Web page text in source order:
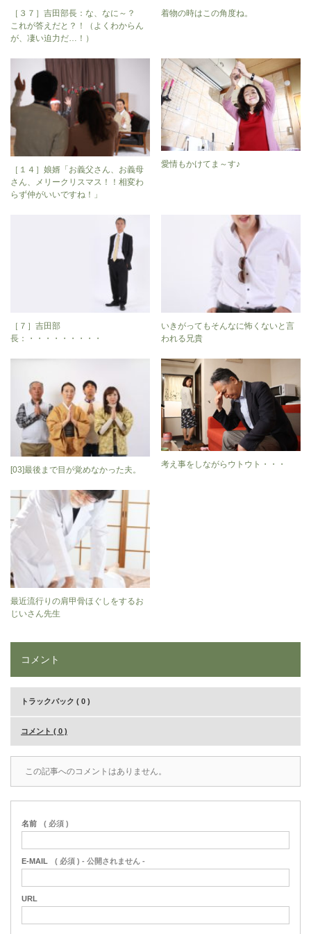
［３７］吉田部長：な、なに～？
これが答えだと？！（よくわからん
が、凄い迫力だ…！）
着物の時はこの角度ね。
［１４］娘婿「お義父さん、お義母
さん、メリークリスマス！！相変わ
らず仲がいいですね！」
愛情もかけてま～す♪
［７］吉田部
長：・・・・・・・・・
いきがってもそんなに怖くないと言
われる兄貴
[03]最後まで目が覚めなかった夫。
考え事をしながらウトウト・・・
最近流行りの肩甲骨ほぐしをするお
じいさん先生
コメント
トラックバック ( 0 )
コメント ( 0 )
この記事へのコメントはありません。
名前 ( 必須 )
E-MAIL ( 必須 ) - 公開されません -
URL